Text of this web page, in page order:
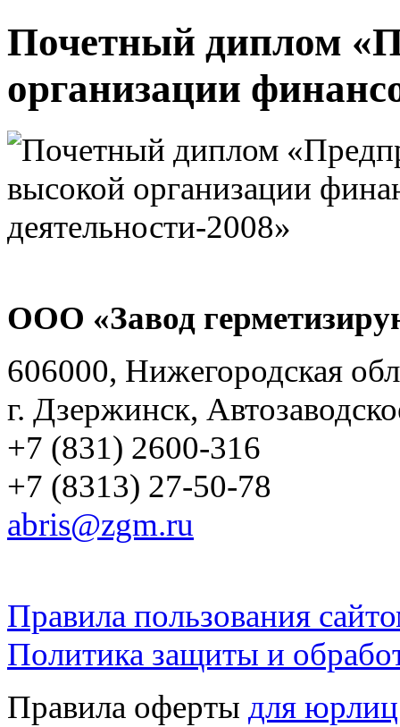
Почетный диплом
организации
ООО «Завод
606000, Нижегородская
г. Дзержинск,
+7 (831) 2600-316
+7 (8313) 27-50-78
abris@zgm.ru
Правила пользования
Политика защиты и
Правила оферты для